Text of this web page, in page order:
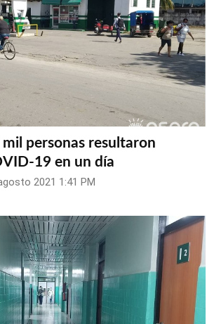
mil personas resultaron
19 en un día
2021 1:41 PM